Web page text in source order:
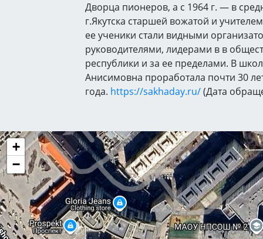
Дворца пионеров, а с 1964 г. — в
г.Якутска старшей вожатой и
ее ученики стали видными
руководителями, лидерами в в
республики и за ее пределами. В
Анисимовна проработала почти 30
года. https://sakhaday.ru/(Дата
+
−